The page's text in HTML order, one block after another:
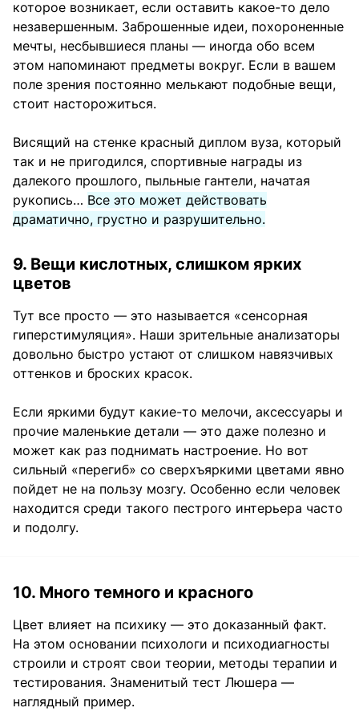
которое возникает, если оставить какое-то дело
незавершенным. Заброшенные идеи, похороненные
мечты, несбывшиеся планы — иногда обо всем
этом напоминают предметы вокруг. Если в вашем
поле зрения постоянно мелькают подобные вещи,
стоит насторожиться.
Висящий на стенке красный диплом вуза, который
так и не пригодился, спортивные награды из
далекого прошлого, пыльные гантели, начатая
рукопись… Все это может действовать
драматично, грустно и разрушительно.
9. Вещи кислотных, слишком ярких
цветов
Тут все просто — это называется «сенсорная
гиперстимуляция». Наши зрительные анализаторы
довольно быстро устают от слишком навязчивых
оттенков и броских красок.
Если яркими будут какие-то мелочи, аксессуары и
прочие маленькие детали — это даже полезно и
может как раз поднимать настроение. Но вот
сильный «перегиб» со сверхъяркими цветами явно
пойдет не на пользу мозгу. Особенно если человек
находится среди такого пестрого интерьера часто
и подолгу.
10. Много темного и красного
Цвет влияет на психику — это доказанный факт.
На этом основании психологи и психодиагносты
строили и строят свои теории, методы терапии и
тестирования. Знаменитый тест Люшера —
наглядный пример.